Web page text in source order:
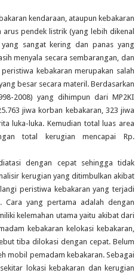
kendaraan, ataupun kebakaran
pendek listrik (yang lebih dikenal
sangat kering dan panas yang
menyala secara sembarangan, dan
kebakaran merupakan salah
besar secara materil. Berdasarkan
2008) yang dihimpun dari MP2KI
jiwa korban kebakaran, 323 jiwa
luka-luka. Kemudian total luas area
total kerugian mencapai Rp.
dengan cepat sehingga tidak
kerugian yang ditimbulkan akibat
peristiwa kebakaran yang terjadi
Cara yang pertama adalah dengan
kelemahan utama yaitu akibat dari
kebakaran kelokasi kebakaran,
tiba dilokasi dengan cepat. Belum
mobil pemadam kebakaran. Sebagai
lokasi kebakaran dan kerugian